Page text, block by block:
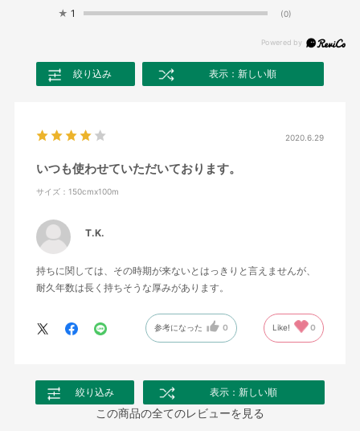
★ 1 (0)
絞り込み 表示：新しい順
2020.6.29
いつも使わせていただいております。
サイズ：150cmx100m
T.K.
持ちに関しては、その時期が来ないとはっきりと言えませんが、
耐久年数は長く持ちそうな厚みがあります。
参考になった 0 Like! 0
絞り込み 表示：新しい順
この商品の全てのレビューを見る